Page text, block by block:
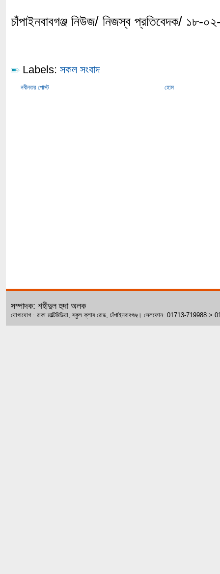
চাঁপাইনবাবগঞ্জ নিউজ/ নিজস্ব প্রতিবেদক/ ১৮-
Labels: সকল সংবাদ
নবীনতর পোস্ট হোম
সম্পাদক: শহীদুল হুদা অলক
যোগাযোগ : রাকা মাল্টিমিডিয়া, স্কুল ক্লাব রোড, চাঁপাইনবাবগঞ্জ। সেলফোন: 01713-